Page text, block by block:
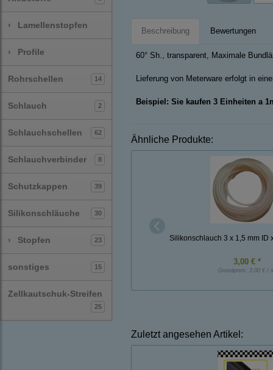
› Lamellenstopfen
› Profile
Rohrschellen 14
Schlauch 2
Schlauchschellen 62
Schlauchverbinder 8
Schutzkappen 39
Silikonschläuche 30
› Stopfen 23
sonstiges 15
Zellkautschuk-Streifen
25
Beschreibung Bewertungen
60° Sh., transparent, Maximale
Lieferung von Meterware erfolgt in
Beispiel: Sie kaufen 3 Einheiten a
Ähnliche Produkte:
Silikonschlauch 3 x 1,5 mm ID
3,00 € *
Grundpreis: 3,00 € /
Zuletzt angesehen Artikel: